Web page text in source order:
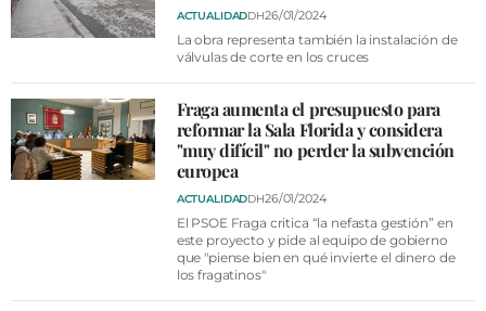
ACTUALIDADDH26/01/2024
La obra representa también la instalación de
válvulas de corte en los cruces
Fraga aumenta el presupuesto para
reformar la Sala Florida y considera
"muy difícil" no perder la subvención
europea
ACTUALIDADDH26/01/2024
El PSOE Fraga critica “la nefasta gestión” en
este proyecto y pide al equipo de gobierno
que "piense bien en qué invierte el dinero de
los fragatinos"